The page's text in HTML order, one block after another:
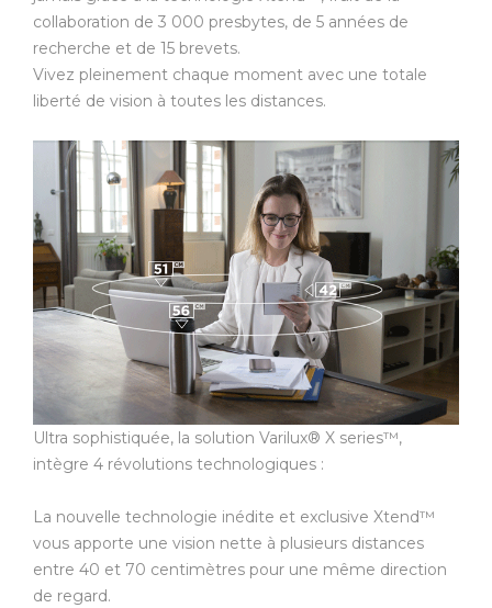
collaboration de 3 000 presbytes, de 5 années de
recherche et de 15 brevets.
Vivez pleinement chaque moment avec une totale
liberté de vision à toutes les distances.
Ultra sophistiquée, la solution Varilux® X series™,
intègre 4 révolutions technologiques :
La nouvelle technologie inédite et exclusive Xtend™
vous apporte une vision nette à plusieurs distances
entre 40 et 70 centimètres pour une même direction
de regard.